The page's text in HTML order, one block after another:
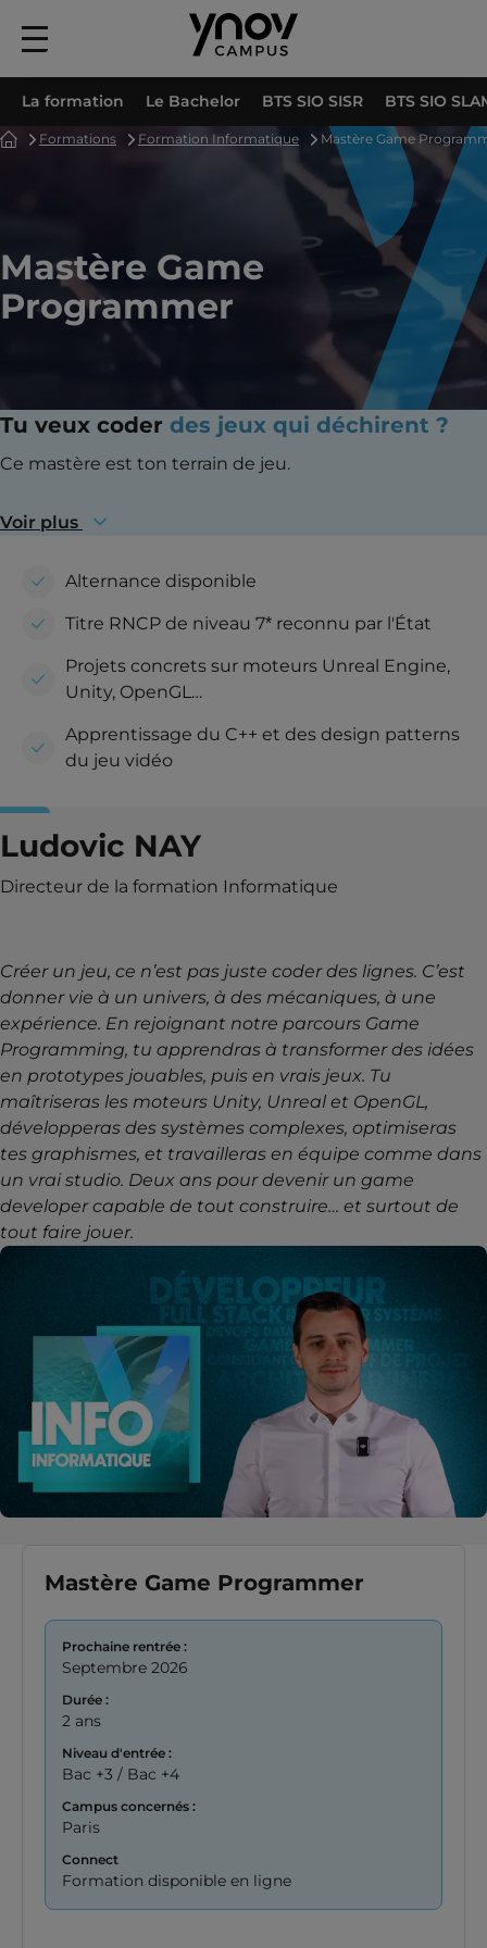
Menu
principal
AccueilFormations Formation Informatique Mastère Game
Mastère Game
Programmer
La formation Le Bachelor BTS SIO SISR BTS SIO
Tu veux coder des jeux qui déchirent ?
Ce mastère est ton terrain de jeu.
Voir plus
Alternance disponible
Titre RNCP de niveau 7* reconnu par l'État
Projets concrets sur moteurs Unreal Engine,
Unity, OpenGL…
Apprentissage du C++ et des design patterns
du jeu vidéo
Ludovic NAY
Directeur de la formation Informatique
Créer un jeu, ce n’est pas juste coder des lignes. C’est
donner vie à un univers, à des mécaniques, à une
expérience. En rejoignant notre parcours Game
Programming, tu apprendras à transformer des idées
en prototypes jouables, puis en vrais jeux. Tu
maîtriseras les moteurs Unity, Unreal et OpenGL,
développeras des systèmes complexes, optimiseras
tes graphismes, et travailleras en équipe comme dans
un vrai studio. Deux ans pour devenir un game
developer capable de tout construire… et surtout de
tout faire jouer.
Mastère Game Programmer
Prochaine rentrée :
Septembre 2026
Durée :
2 ans
Niveau d'entrée :
Bac +3 / Bac +4
Campus concernés :
Paris
Connect
Formation disponible en ligne